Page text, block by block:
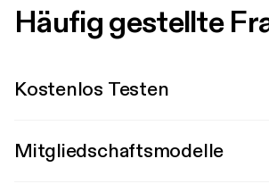
Häufig gestellte
Kostenlos Testen
Mitgliedschaftsmodelle